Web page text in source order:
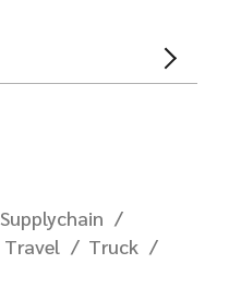
Supplychain
Travel
Truck